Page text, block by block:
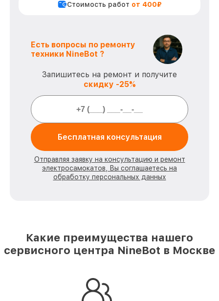
Стоимость работ от 400₽
Есть вопросы по ремонту
техники NineBot ?
Запишитесь на ремонт и получите
скидку -25%
Бесплатная консультация
Отправляя заявку на консультацию и ремонт
электросамокатов, Вы соглашаетесь на
обработку персональных данных
Какие преимущества нашего
сервисного центра NineBot в Москве